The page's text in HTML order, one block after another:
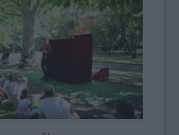
a produkciókból szabadon
carte „bérlet”, az idei évben
nemcsak aMagyar Állami Népi
összes programra, hanem a
gyerekprogramjairaés egyéb
vehető.
programokkal várja látogatóit a
egyes előadásaiból szabadon